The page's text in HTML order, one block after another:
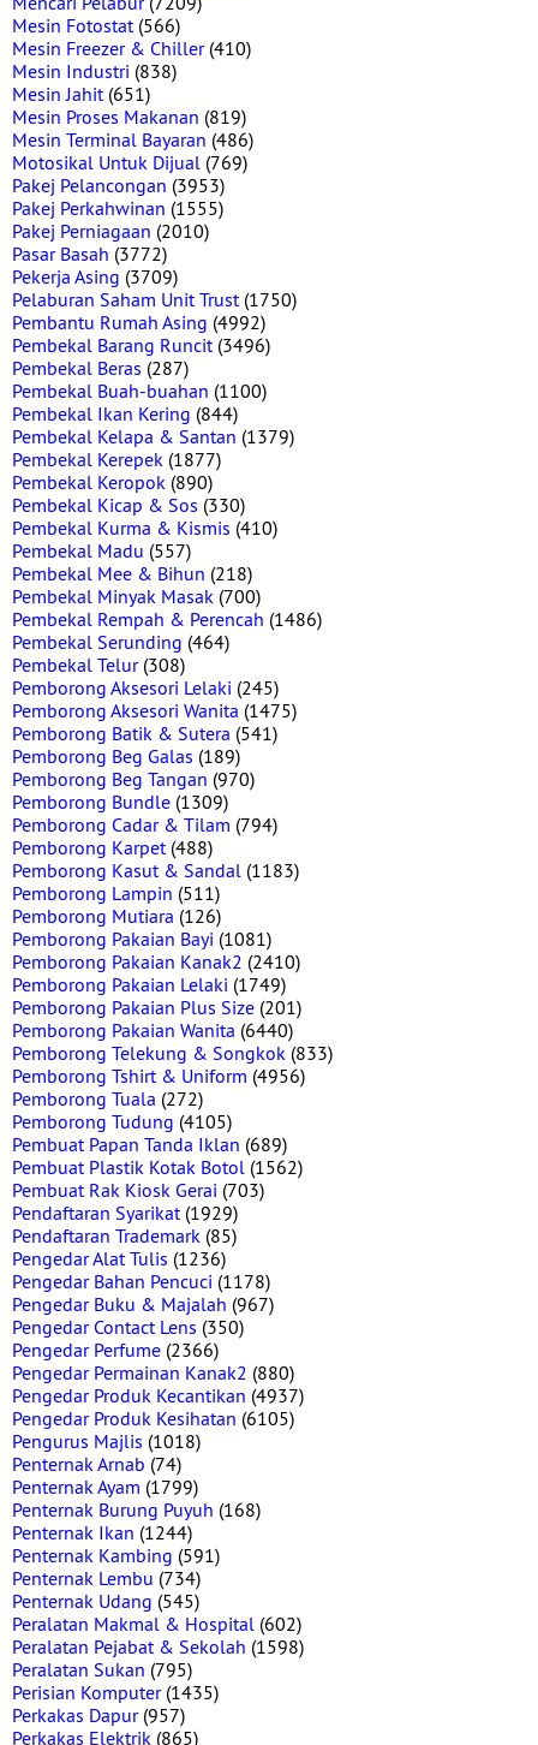
Mesin Fotostat(566)
Mesin Freezer & Chiller(410)
Mesin Industri (838)
Mesin Jahit(651)
Mesin Proses Makanan (819)
Mesin Terminal Bayaran (486)
Motosikal Untuk Dijual (769)
Pakej Pelancongan (3953)
Pakej Perkahwinan (1555)
Pakej Perniagaan (2010)
Pasar Basah (3772)
Pekerja Asing (3709)
Pelaburan Saham Unit Trust(1750)
Pembantu Rumah Asing (4992)
Pembekal Barang Runcit(3496)
Pembekal Beras (287)
Pembekal Buah-buahan (1100)
Pembekal Ikan Kering (844)
Pembekal Kelapa & Santan (1379)
Pembekal Kerepek (1877)
Pembekal Keropok (890)
Pembekal Kicap & Sos (330)
Pembekal Kurma & Kismis (410)
Pembekal Madu (557)
Pembekal Mee & Bihun (218)
Pembekal Minyak Masak (700)
Pembekal Rempah & Perencah (1486)
Pembekal Serunding (464)
Pembekal Telur(308)
Pemborong Aksesori Lelaki (245)
Pemborong Aksesori Wanita (1475)
Pemborong Batik & Sutera (541)
Pemborong Beg Galas (189)
Pemborong Beg Tangan (970)
Pemborong Bundle (1309)
Pemborong Cadar & Tilam (794)
Pemborong Karpet(488)
Pemborong Kasut & Sandal (1183)
Pemborong Lampin (511)
Pemborong Mutiara (126)
Pemborong Pakaian Bayi (1081)
Pemborong Pakaian Kanak2 (2410)
Pemborong Pakaian Lelaki (1749)
Pemborong Pakaian Plus Size (201)
Pemborong Pakaian Wanita (6440)
Pemborong Telekung & Songkok (833)
Pemborong Tshirt & Uniform (4956)
Pemborong Tuala (272)
Pemborong Tudung (4105)
Pembuat Papan Tanda Iklan (689)
Pembuat Plastik Kotak Botol (1562)
Pembuat Rak Kiosk Gerai (703)
Pendaftaran Syarikat(1929)
Pendaftaran Trademark (85)
Pengedar Alat Tulis (1236)
Pengedar Bahan Pencuci (1178)
Pengedar Buku & Majalah (967)
Pengedar Contact Lens (350)
Pengedar Perfume (2366)
Pengedar Permainan Kanak2 (880)
Pengedar Produk Kecantikan (4937)
Pengedar Produk Kesihatan (6105)
Pengurus Majlis (1018)
Penternak Arnab (74)
Penternak Ayam (1799)
Penternak Burung Puyuh (168)
Penternak Ikan (1244)
Penternak Kambing (591)
Penternak Lembu (734)
Penternak Udang (545)
Peralatan Makmal & Hospital (602)
Peralatan Pejabat & Sekolah (1598)
Peralatan Sukan (795)
Perisian Komputer(1435)
Perkakas Dapur(957)
Perkakas Elektrik (865)